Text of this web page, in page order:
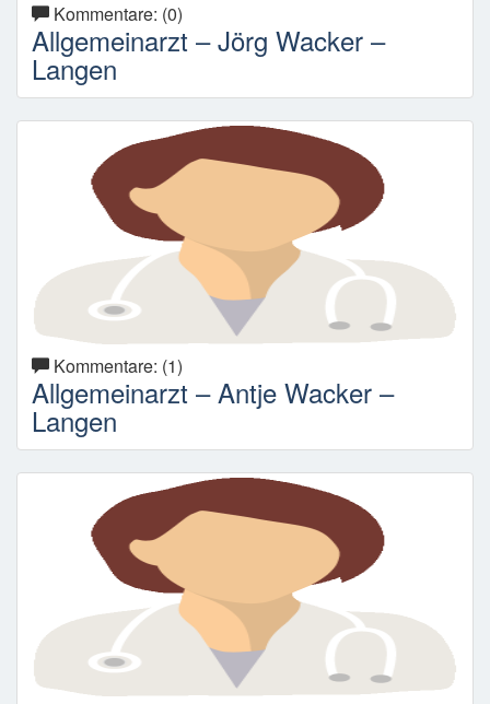
Kommentare: (0)
Allgemeinarzt – Jörg Wacker –
Langen
Kommentare: (1)
Allgemeinarzt – Antje Wacker –
Langen